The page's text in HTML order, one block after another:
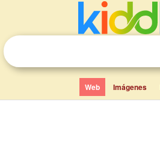
Web Imágenes